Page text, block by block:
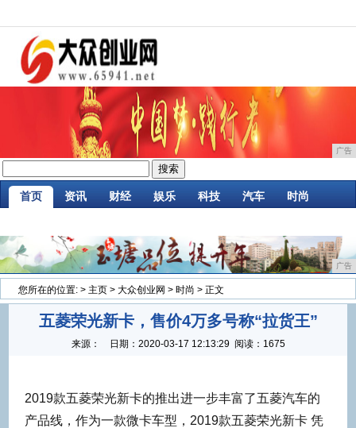
广告
首页 资讯 财经 娱乐 科技 汽车 时尚
广告
您所在的位置: > 主页 > 大众创业网 > 时尚 > 正文
五菱荣光新卡，售价4万多号称“拉货王”
来源： 日期： 2020-03-17 12:13:29 阅读：1675
2019款五菱荣光新卡的推出进一步丰富了五菱汽车的
产品线，作为一款微卡车型，2019款五菱荣光新卡 凭